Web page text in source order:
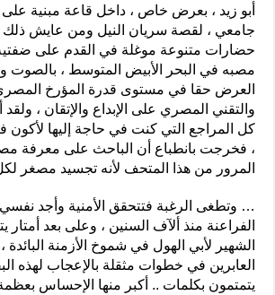
أبو زيد ، بعرض خاص ، داخل قاعة مبنية
جامعي ، لقصة سريان النيل ومن عايش ذلك
حضارات متنوعة موغلة في القدم على
مصبه في البحر الأبيض المتوسط ، بالصوت
العرض حقا في مستوى قدرة المؤرخ
والتقني المصري على الإبداع والإتقان ،
كل المراجع التي كنت في حاجة إليها
، فخرجت بانطباع أن الباحث على معرفة
المرور من هذا المتحف لأنه تجسيد مصغر
… وتطغى الرغبة فتتحقق الأمنية وأجد نفسي
الفراعنة منذ ألآف السنين ، وعلى بعد أمتار
الشهير لأبي الهول في شموخ الأزمنة
العابرين في خطوات مثقلة بالإعجاب لهذه
يتمتمون بكلمات .. أكبر منها الإحساس